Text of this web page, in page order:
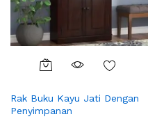
Rak Buku Kayu Jati Dengan
Penyimpanan